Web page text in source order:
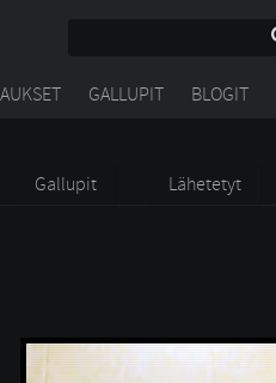
GALLUPIT BLOGIT
Gallupit Lähetetyt